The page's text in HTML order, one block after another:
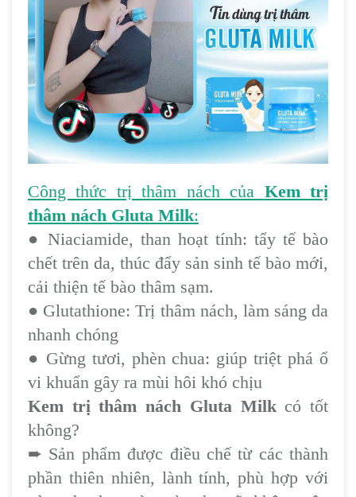
Công thức trị thâm nách của Kem trị
thâm nách Gluta Milk:
● Niaciamide, than hoạt tính: tẩy tế bào
chết trên da, thúc đẩy sản sinh tế bào mới,
cải thiện tế bào thâm sạm.
● Glutathione: Trị thâm nách, làm sáng da
nhanh chóng
● Gừng tươi, phèn chua: giúp triệt phá ổ
vi khuẩn gây ra mùi hôi khó chịu
Kem trị thâm nách Gluta Milkcó tốt
không?
➨ Sản phẩm được điều chế từ các thành
phần thiên nhiên, lành tính, phù hợp với